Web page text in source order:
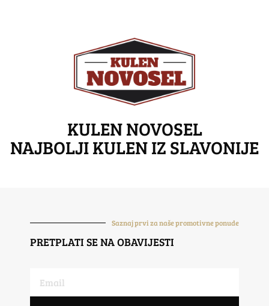
KULEN NOVOSEL
NAJBOLJI KULEN IZ SLAVONIJE
Saznaj prvi za naše promotivne ponude
PRETPLATI SE NA OBAVIJESTI